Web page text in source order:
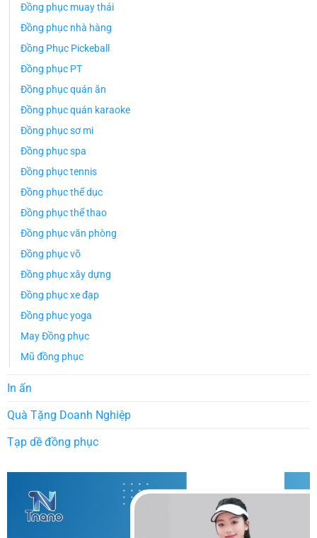
Đồng phục muay thái
Đồng phục nhà hàng
Đồng Phục Pickeball
Đồng phục PT
Đồng phục quán ăn
Đồng phục quán karaoke
Đồng phục sơ mi
Đồng phục spa
Đồng phục tennis
Đồng phục thể dục
Đồng phục thể thao
Đồng phục văn phòng
Đồng phục võ
Đồng phục xây dựng
Đồng phục xe đạp
Đồng phục yoga
May Đồng phục
Mũ đồng phục
In ấn
Quà Tặng Doanh Nghiệp
Tạp dề đồng phục